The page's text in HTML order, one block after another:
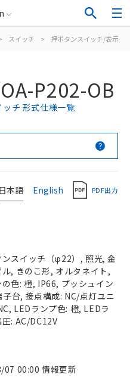
スイッチ > 押ボタンスイッチ/表示灯
P202-OB
チ 形式仕様一覧
日本語 English PDF出力
ンスイッチ（φ22）, 照光, 金
, きのこ形, オルタネイト,
色: 橙, IP66, プッシュイン
台, 接点構成: NC/点灯ユニ
LEDランプ色: 橙, LEDラ
圧: AC/DC12V
00:00 情報更新